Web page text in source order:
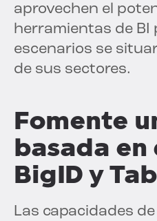
aprovechen el
herramientas de BI
escenarios se
de sus sectores.
Fomente
basada en
BigID y
Las capacidades